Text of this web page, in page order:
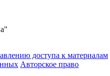
доступа к материалам
Авторское право